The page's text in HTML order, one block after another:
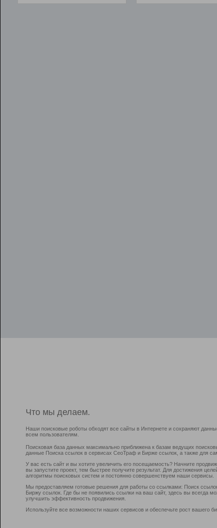
Что мы делаем.
Наши поисковые роботы обходят все сайты в Интернете и сохраняют
всем пользователям.
Поисковая база данных максимально приближена к базам ведущих
данные Поиска ссылок в сервисах СеоТраф и Бирже ссылок, а также для
У вас есть сайт и вы хотите увеличить его посещаемость? Начните
вы запустите проект, тем быстрее получите результат. Для достижения
алгоритмы поисковых систем и постоянно совершенствуем наши сервисы.
Мы предоставляем готовые решения для работы со ссылками: Поиск
Биржу ссылок. Где бы не появились ссылки на ваш сайт, здесь вы всегда
улучшить эффективность продвижения.
Используйте все возможности наших сервисов и обеспечьте рост вашего